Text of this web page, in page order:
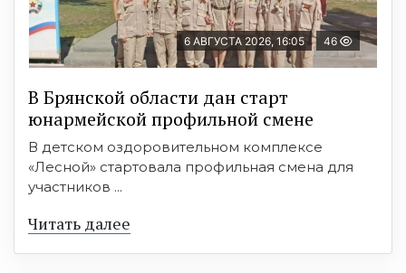
6 АВГУСТА 2026, 16:05 46
В Брянской области дан старт
юнармейской профильной смене
В детском оздоровительном комплексе
«Лесной» стартовала профильная смена для
участников ...
Читать далее